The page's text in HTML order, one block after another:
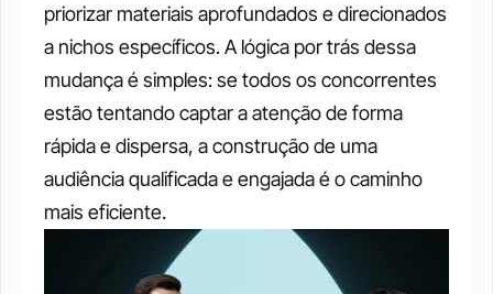
priorizar materiais aprofundados e direcionados
a nichos específicos. A lógica por trás dessa
mudança é simples: se todos os concorrentes
estão tentando captar a atenção de forma
rápida e dispersa, a construção de uma
audiência qualificada e engajada é o caminho
mais eficiente.